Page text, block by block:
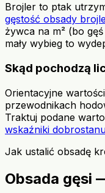
Brojler to ptak
gęstość obsady
żywca na m² (bo
mały wybieg to
Skąd pochodzą
Orientacyjne
przewodnikach
Traktuj podane
wskaźniki
Jak ustalić obsadę
Obsada gęsi